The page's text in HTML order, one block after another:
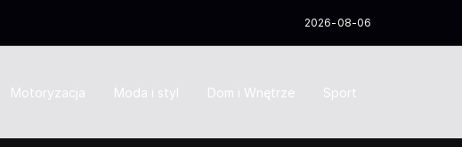
2026-08-06
Motoryzacja Moda i styl Dom i Wnętrze Sport